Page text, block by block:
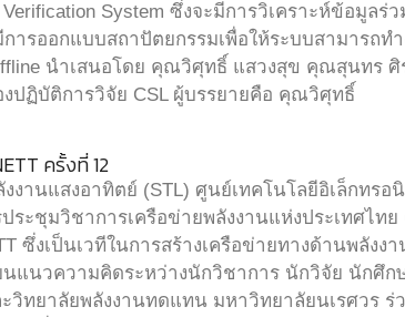
Verification System ซึ่งจะมีการวิเคราะห์ข้อมูล
ารออกแบบสถาปัตยกรรมเพื่อให้ระบบสามารถท
นำเสนอโดย คุณวิศุทธิ์ แสวงสุข คุณสุนทร
ฏิบัติการวิจัย CSL ผู้บรรยายคือ คุณวิศุทธิ์
ครั้งที่ 12
านแสงอาทิตย์ (STL) ศูนย์เทคโนโลยีอิเล็กทรอ
ระชุมวิชาการเครือข่ายพลังงานแห่งประเทศไทย
ซึ่งเป็นเวทีในการสร้างเครือข่ายทางด้านพลังง
แนวความคิดระหว่างนักวิชาการ นักวิจัย นักศึก
ทยาลัยพลังงานทดแทน มหาวิทยาลัยนเรศวร ร่